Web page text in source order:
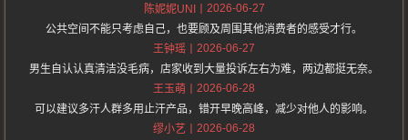
陈妮妮UNI
2026-06-27
公共空间不能只考虑自己，也要顾及周围其他消费者的感受才行。
王钟瑶
2026-06-27
男生自认认真清洁没毛病，店家收到大量投诉左右为难，两边都挺无奈。
王玉萌
2026-06-28
可以建议多汗人群多用止汗产品，错开早晚高峰，减少对他人的影响。
缪小艺
2026-06-28